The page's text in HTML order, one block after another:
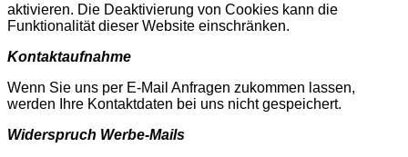
aktivieren. Die Deaktivierung von Cookies kann die
Funktionalität dieser Website einschränken.
Kontaktaufnahme
Wenn Sie uns per E-Mail Anfragen zukommen lassen,
werden Ihre Kontaktdaten bei uns nicht gespeichert.
Widerspruch Werbe-Mails